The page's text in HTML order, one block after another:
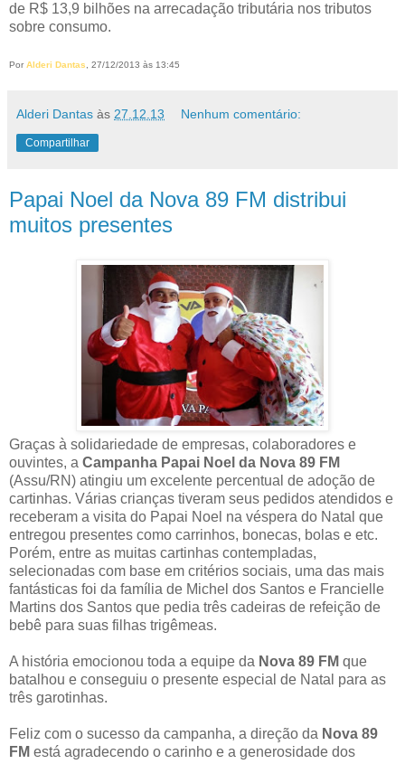
de R$ 13,9 bilhões na arrecadação tributária nos tributos
sobre consumo.
Por Alderi Dantas, 27/12/2013 às 13:45
Alderi Dantas às 27.12.13 Nenhum comentário:
Compartilhar
Papai Noel da Nova 89 FM distribui
muitos presentes
Graças à solidariedade de empresas, colaboradores e
ouvintes, a Campanha Papai Noel da Nova 89 FM
(Assu/RN) atingiu um excelente percentual de adoção de
cartinhas. Várias crianças tiveram seus pedidos atendidos e
receberam a visita do Papai Noel na véspera do Natal que
entregou presentes como carrinhos, bonecas, bolas e etc.
Porém, entre as muitas cartinhas contempladas,
selecionadas com base em critérios sociais, uma das mais
fantásticas foi da família de Michel dos Santos e Francielle
Martins dos Santos que pedia três cadeiras de refeição de
bebê para suas filhas trigêmeas.
A história emocionou toda a equipe da Nova 89 FM que
batalhou e conseguiu o presente especial de Natal para as
três garotinhas.
Feliz com o sucesso da campanha, a direção da Nova 89
FM está agradecendo o carinho e a generosidade dos